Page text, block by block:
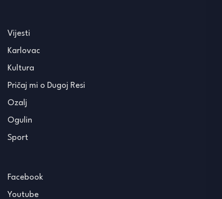
Vijesti
Karlovac
Kultura
Pričaj mi o Dugoj Resi
Ozalj
Ogulin
Sport
Facebook
Youtube